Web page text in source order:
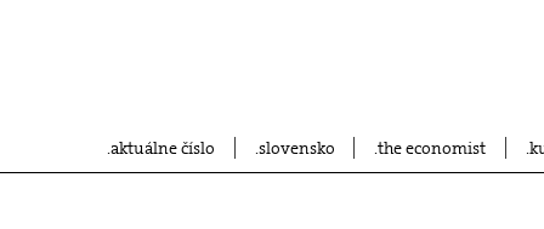
aktuálne číslo slovensko the economist